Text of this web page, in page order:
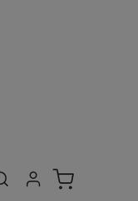
Uživatelská
Přihlásit se
Košík